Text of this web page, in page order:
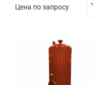
Цена по запросу